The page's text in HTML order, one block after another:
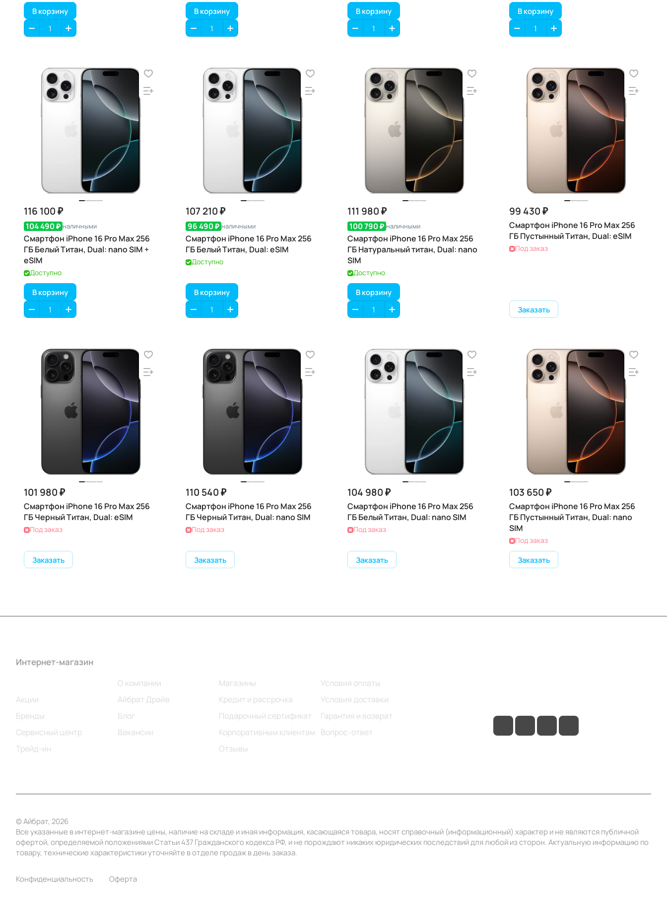
В корзину В корзину В корзину В корзину
116 100 ₽
104 490 ₽ наличными
Смартфон iPhone 16 Pro Max 256
ГБ Белый Титан, Dual: nano SIM +
eSIM
Доступно
В корзину
107 210 ₽
96 490 ₽ наличными
Смартфон iPhone 16 Pro Max 256
ГБ Белый Титан, Dual: eSIM
Доступно
В корзину
111 980 ₽
100 790 ₽ наличными
Смартфон iPhone 16 Pro Max 256
ГБ Натуральный титан, Dual: nano
SIM
Доступно
В корзину
99 430 ₽
Смартфон iPhone 16 Pro Max 256
ГБ Пустынный Титан, Dual: eSIM
Под заказ
Заказать
101 980 ₽
Смартфон iPhone 16 Pro Max 256
ГБ Черный Титан, Dual: eSIM
Под заказ
Заказать
110 540 ₽
Смартфон iPhone 16 Pro Max 256
ГБ Черный Титан, Dual: nano SIM
Под заказ
Заказать
104 980 ₽
Смартфон iPhone 16 Pro Max 256
ГБ Белый Титан, Dual: nano SIM
Под заказ
Заказать
103 650 ₽
Смартфон iPhone 16 Pro Max 256
ГБ Пустынный Титан, Dual: nano
SIM
Под заказ
Заказать
Интернет-магазин
Акции
Бренды
Сервисный центр
Трейд-ин
О компании
Айбрат Драйв
Блог
Вакансии
Магазины
Кредит и рассрочка
Подарочный сертификат
Корпоративным клиентам
Отзывы
Условия оплаты
Условия доставки
Гарантия и возврат
Вопрос-ответ
© Айбрат, 2026
Все указанные в интернет-магазине цены, наличие на складе и иная информация, касающаяся товара, носят справочный (информационный) характер и не являются публичной
офертой, определяемой положениями Статьи 437 Гражданского кодекса РФ, и не порождают никаких юридических последствий для любой из сторон. Актуальную информацию по
товару, технические характеристики уточняйте в отделе продаж в день заказа.
Конфиденциальность Оферта